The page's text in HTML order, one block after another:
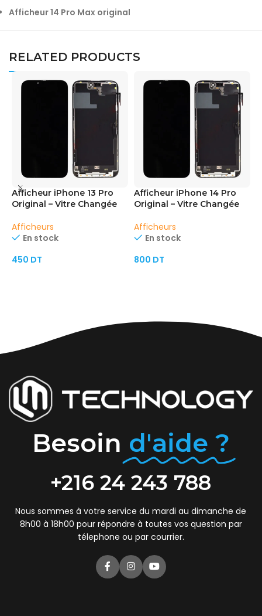
Afficheur 14 Pro Max original
RELATED PRODUCTS
Afficheur iPhone 13 Pro
Original – Vitre Changée
Afficheurs
En stock
450 DT
Afficheur iPhone 14 Pro
Original – Vitre Changée
Afficheurs
En stock
800 DT
Besoin d'aide ?
+216 24 243 788
Nous sommes à votre service du mardi au dimanche de
8h00 à 18h00 pour répondre à toutes vos question par
télephone ou par courrier.